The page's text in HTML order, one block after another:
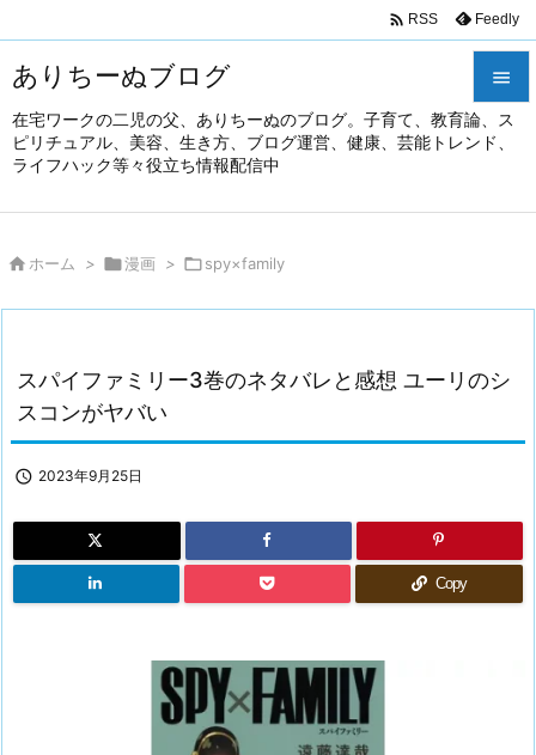
ありちーぬブログ
在宅ワークの二児の父、ありちーぬのブログ。子育て、教育論、ス
ピリチュアル、美容、生き方、ブログ運営、健康、芸能トレンド、
ライフハック等々役立ち情報配信中


メニュ
前へ

 RSS Feedly
 ホーム > 漫画 > spy×family
スパイファミリー3巻のネタバレと感想 ユーリのシ
スコンがヤバい
 2023年9月25日
Copy